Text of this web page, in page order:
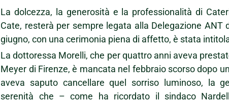
La dolcezza, la generosità e la professionalità di
Cate, resterà per sempre legata alla Delegazione ANT
giugno, con una cerimonia piena di affetto, è stata
La dottoressa Morelli, che per quattro anni aveva
Meyer di Firenze, è mancata nel febbraio scorso dopo
aveva saputo cancellare quel sorriso luminoso, la
serenità che – come ha ricordato il sindaco